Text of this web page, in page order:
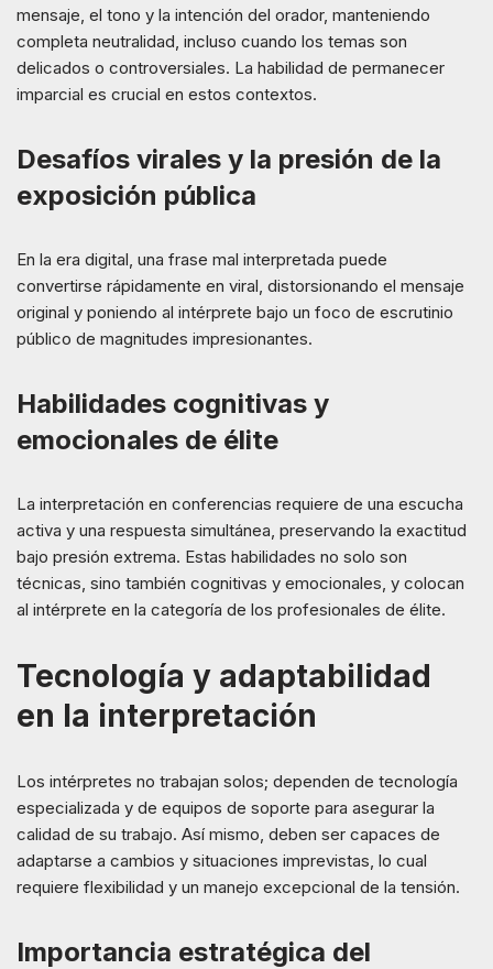
mensaje, el tono y la intención del orador, manteniendo
completa neutralidad, incluso cuando los temas son
delicados o controversiales. La habilidad de permanecer
imparcial es crucial en estos contextos.
Desafíos virales y la presión de la
exposición pública
En la era digital, una frase mal interpretada puede
convertirse rápidamente en viral, distorsionando el mensaje
original y poniendo al intérprete bajo un foco de escrutinio
público de magnitudes impresionantes.
Habilidades cognitivas y
emocionales de élite
La interpretación en conferencias requiere de una escucha
activa y una respuesta simultánea, preservando la exactitud
bajo presión extrema. Estas habilidades no solo son
técnicas, sino también cognitivas y emocionales, y colocan
al intérprete en la categoría de los profesionales de élite.
Tecnología y adaptabilidad
en la interpretación
Los intérpretes no trabajan solos; dependen de tecnología
especializada y de equipos de soporte para asegurar la
calidad de su trabajo. Así mismo, deben ser capaces de
adaptarse a cambios y situaciones imprevistas, lo cual
requiere flexibilidad y un manejo excepcional de la tensión.
Importancia estratégica del